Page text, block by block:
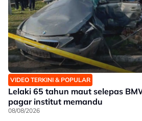
VIDEO TERKINI & POPULAR
Lelaki 65 tahun maut selepas
pagar institut memandu
08/08/2026